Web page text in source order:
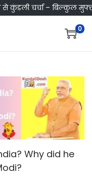
से कुंडली चर्चा – बिल्कुल
0
Why did he